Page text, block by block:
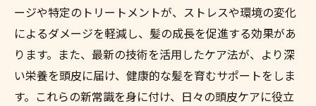
ージや特定のトリートメントが、ストレスや環境の変化
によるダメージを軽減し、髪の成長を促進する効果があ
ります。また、最新の技術を活用したケア法が、より深
い栄養を頭皮に届け、健康的な髪を育むサポートをしま
す。これらの新常識を身に付け、日々の頭皮ケアに役立